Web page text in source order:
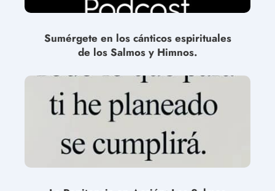
Sumérgete en los cánticos espirituales
de los Salmos y Himnos.